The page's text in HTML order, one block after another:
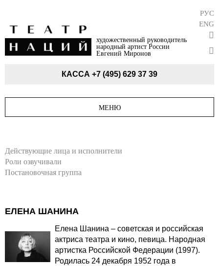
художественный руководитель
народный артист России
Евгений Миронов
РУС
ENG
КАССА +7 (495) 629 37 39
МЕНЮ
Действующие лица и исполнители
Роли озвучивали
Постановочная группа
ЕЛЕНА ШАНИНА
Елена Шанина – советская и российская
актриса театра и кино, певица. Народная
артистка Российской Федерации (1997).
Родилась 24 декабря 1952 года в